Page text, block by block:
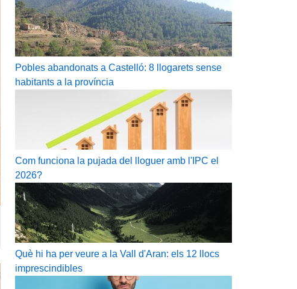
Pobles abandonats a Castelló: 8 llogarets sense
habitants a la província
Com funciona la pujada del lloguer amb l'IPC el
2026?
Què hi ha per veure a la Vall d'Aran: els 12 llocs
imprescindibles